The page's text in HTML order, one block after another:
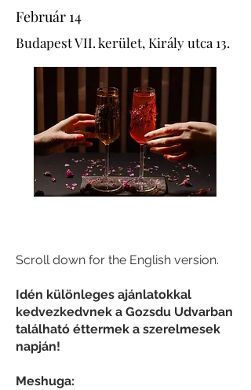
Február 14
Budapest VII. kerület, Király utca 13.
Scroll down for the English version.
Idén különleges ajánlatokkal
kedvezkedvnek a Gozsdu Udvarban
található éttermek a szerelmesek
napján!
Meshuga: